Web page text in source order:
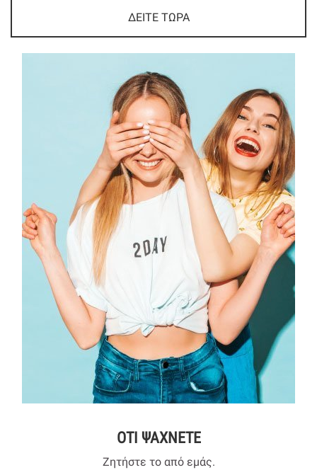
ΔΕΙΤΕ ΤΩΡΑ
ΟΤΙ ΨΑΧΝΕΤΕ
Ζητήστε το από εμάς.